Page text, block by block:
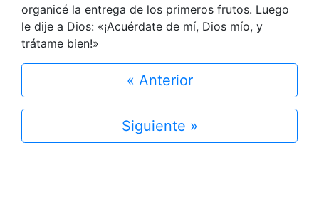
organicé la entrega de los primeros frutos. Luego
le dije a Dios: «¡Acuérdate de mí, Dios mío, y
trátame bien!»
« Anterior
Siguiente »